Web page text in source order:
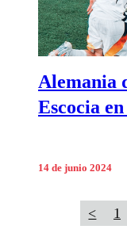
Alemania
Escocia
14 de junio 2024
< 1